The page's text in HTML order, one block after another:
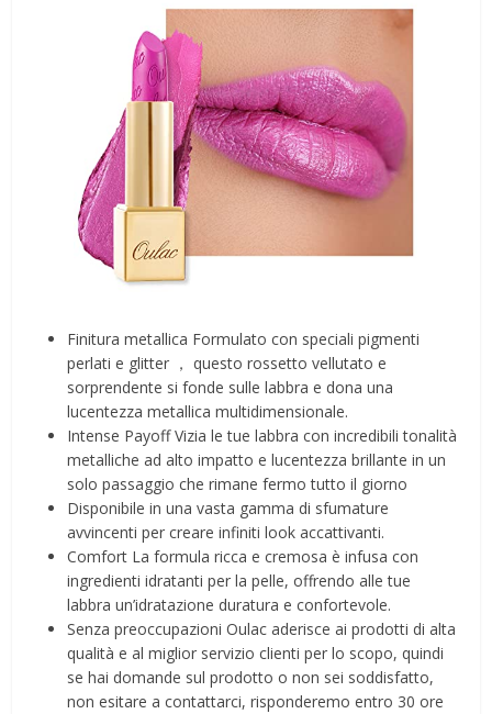
Finitura metallica Formulato con speciali pigmenti
perlati e glitter ， questo rossetto vellutato e
sorprendente si fonde sulle labbra e dona una
lucentezza metallica multidimensionale.
Intense Payoff Vizia le tue labbra con incredibili tonalità
metalliche ad alto impatto e lucentezza brillante in un
solo passaggio che rimane fermo tutto il giorno
Disponibile in una vasta gamma di sfumature
avvincenti per creare infiniti look accattivanti.
Comfort La formula ricca e cremosa è infusa con
ingredienti idratanti per la pelle, offrendo alle tue
labbra un’idratazione duratura e confortevole.
Senza preoccupazioni Oulac aderisce ai prodotti di alta
qualità e al miglior servizio clienti per lo scopo, quindi
se hai domande sul prodotto o non sei soddisfatto,
non esitare a contattarci, risponderemo entro 30 ore